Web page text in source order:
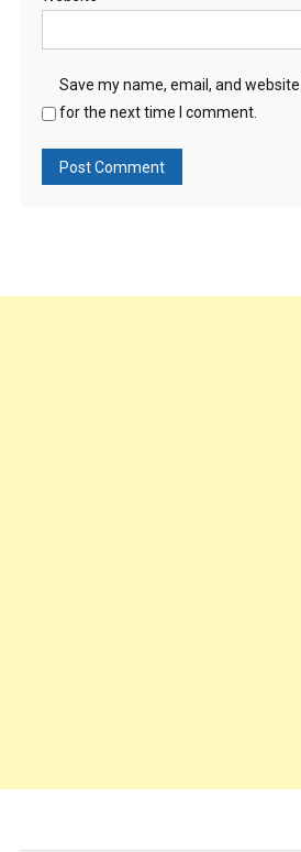
Save my name, email, and
for the next time I comment.